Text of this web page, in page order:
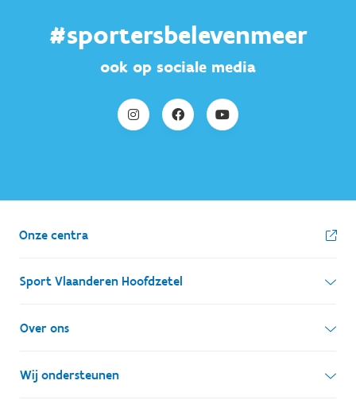
#sportersbelevenmeer
ook op sociale media
Onze centra
Sport Vlaanderen Hoofdzetel
Simon Bolivarlaan 17
1000 Brussel
Ondernemingsnummer: BE 0248.142.826
Over ons
Wie zijn we, wat doen we
Wij ondersteunen